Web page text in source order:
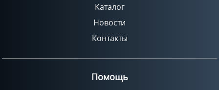
Каталог
Новости
Контакты
Помощь